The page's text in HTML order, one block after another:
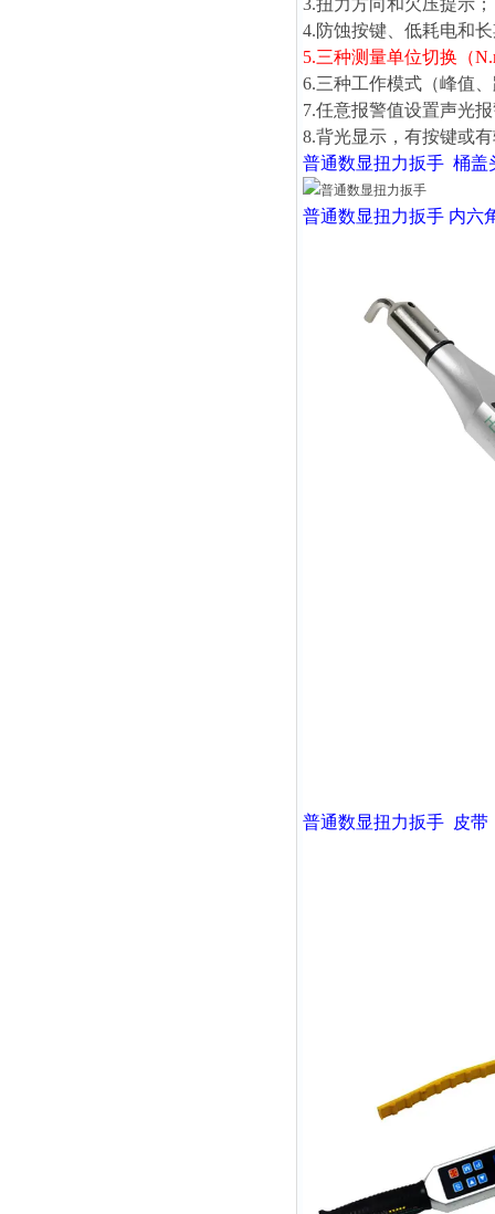
3.扭力方向和欠压提示；
4.防蚀按键、低耗电和
5.三种测量单位切换（
6.三种工作模式（峰值
7.任意报警值设置声光
8.背光显示，有按键或
普通数显扭力扳手 桶盖
普通数显扭力扳手 内六
普通数显扭力扳手 皮带